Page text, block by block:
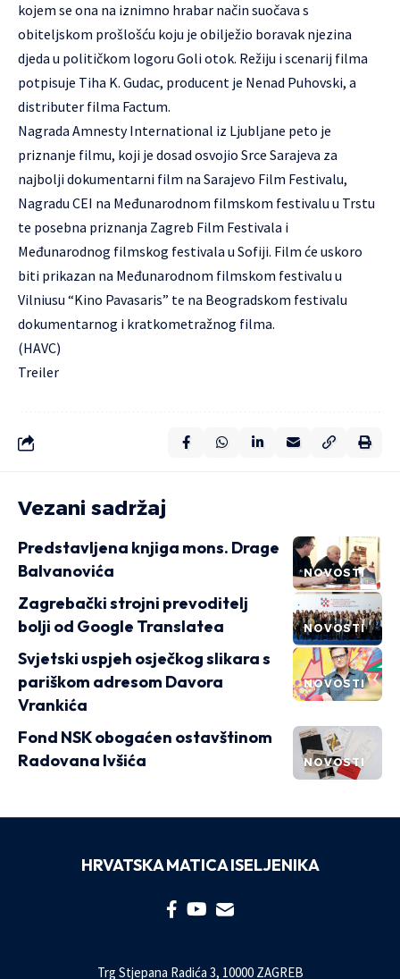
kojem se ona na iznimno hrabar način suočava s
obiteljskom prošlošću koju je obilježio boravak njezina
djeda u političkom logoru Goli otok. Režiju i scenarij filma
potpisuje Tiha K. Gudac, producent je Nenad Puhovski, a
distributer filma Factum.
Nagrada Amnesty International iz Ljubljane peto je
priznanje filmu, koji je dosad osvojio Srce Sarajeva za
najbolji dokumentarni film na Sarajevo Film Festivalu,
Nagradu CEI na Međunarodnom filmskom festivalu u Trstu
te posebna priznanja Zagreb Film Festivala i
Međunarodnog filmskog festivala u Sofiji. Film će uskoro
biti prikazan na Međunarodnom filmskom festivalu u
Vilniusu “Kino Pavasaris” te na Beogradskom festivalu
dokumentarnog i kratkometražnog filma.
(HAVC)
Treiler
Vezani sadržaj
NOVOSTI
Predstavljena knjiga mons. Drage
Balvanovića
NOVOSTI
Zagrebački strojni prevoditelj
bolji od Google Translatea
NOVOSTI
Svjetski uspjeh osječkog slikara s
pariškom adresom Davora
Vrankića
NOVOSTI
Fond NSK obogaćen ostavštinom
Radovana Ivšića
HRVATSKA MATICA ISELJENIKA
Trg Stjepana Radića 3, 10000 ZAGREB